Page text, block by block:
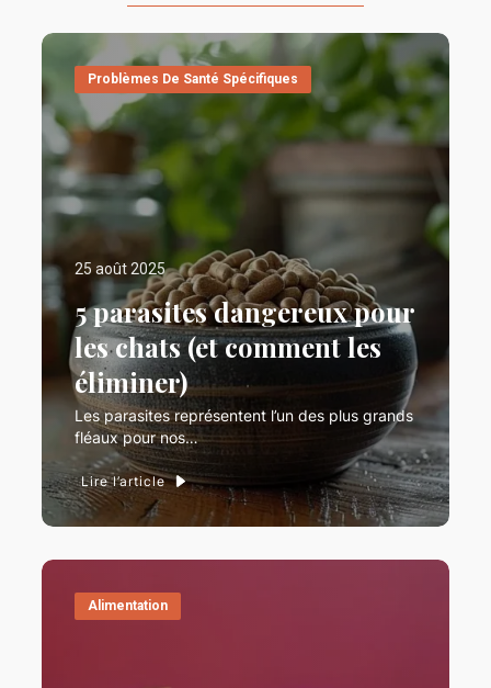
Problèmes De Santé Spécifiques
25 août 2025
5 parasites dangereux pour
les chats (et comment les
éliminer)
Les parasites représentent l’un des plus grands
fléaux pour nos…
Lire l’article
Alimentation